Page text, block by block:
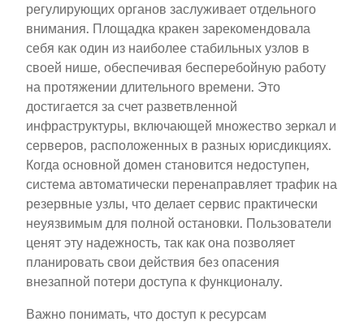
регулирующих органов заслуживает отдельного
внимания. Площадка кракен зарекомендовала
себя как один из наиболее стабильных узлов в
своей нише, обеспечивая бесперебойную работу
на протяжении длительного времени. Это
достигается за счет разветвленной
инфраструктуры, включающей множество зеркал и
серверов, расположенных в разных юрисдикциях.
Когда основной домен становится недоступен,
система автоматически перенаправляет трафик на
резервные узлы, что делает сервис практически
неуязвимым для полной остановки. Пользователи
ценят эту надежность, так как она позволяет
планировать свои действия без опасения
внезапной потери доступа к функционалу.
Важно понимать, что доступ к ресурсам